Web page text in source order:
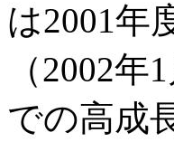
は2001年
（2002
での高成